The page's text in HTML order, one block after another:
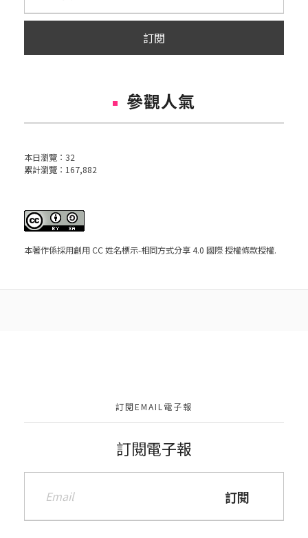
參觀人氣
本日瀏覽： 32
累計瀏覽： 167,882
本著作係採用創用 CC 姓名標示-相同方式分享 4.0 國際 授權條款授權.
訂閱EMAIL電子報
訂閱電子報